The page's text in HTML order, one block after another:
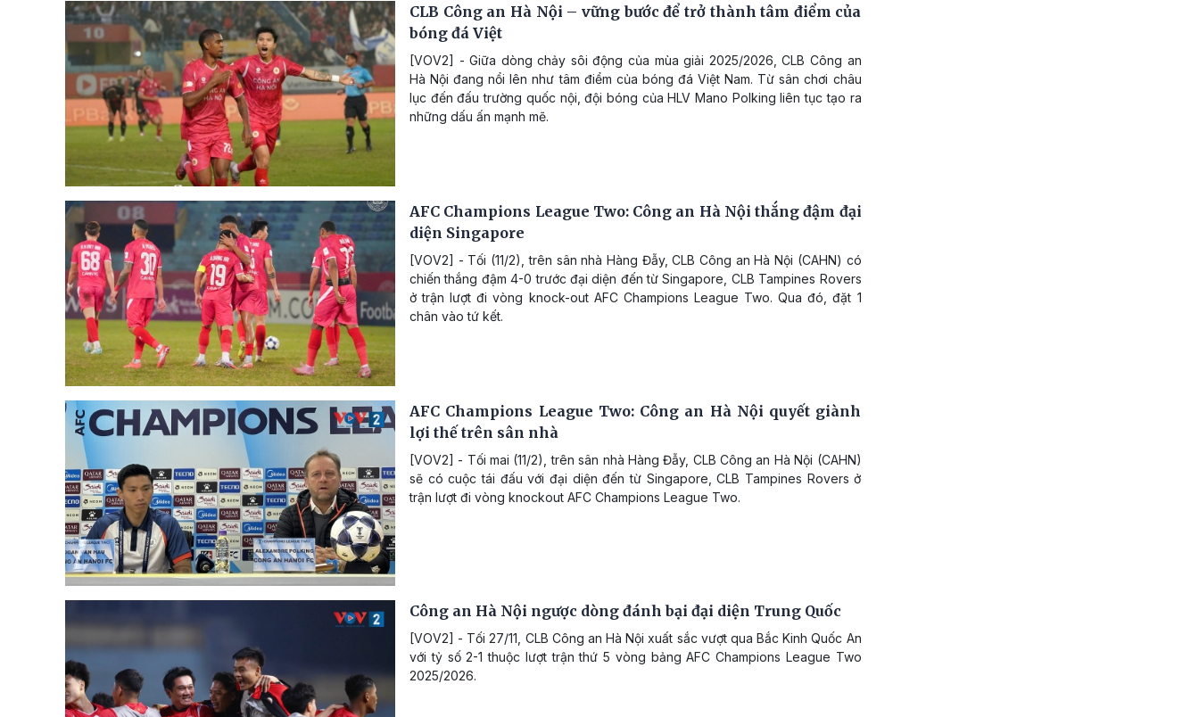
CLB Công an Hà Nội – vững bước để trở thành tâm điểm của
bóng đá Việt
[VOV2] - Giữa dòng chảy sôi động của mùa giải 2025/2026, CLB Công an
Hà Nội đang nổi lên như tâm điểm của bóng đá Việt Nam. Từ sân chơi châu
lục đến đấu trường quốc nội, đội bóng của HLV Mano Polking liên tục tạo ra
những dấu ấn mạnh mẽ.
AFC Champions League Two: Công an Hà Nội thắng đậm đại
diện Singapore
[VOV2] - Tối (11/2), trên sân nhà Hàng Đẫy, CLB Công an Hà Nội (CAHN) có
chiến thắng đậm 4-0 trước đại diện đến từ Singapore, CLB Tampines Rovers
ở trận lượt đi vòng knock-out AFC Champions League Two. Qua đó, đặt 1
chân vào tứ kết.
AFC Champions League Two: Công an Hà Nội quyết giành
lợi thế trên sân nhà
[VOV2] - Tối mai (11/2), trên sân nhà Hàng Đẫy, CLB Công an Hà Nội (CAHN)
sẽ có cuộc tái đấu với đại diện đến từ Singapore, CLB Tampines Rovers ở
trận lượt đi vòng knockout AFC Champions League Two.
Công an Hà Nội ngược dòng đánh bại đại diện Trung Quốc
[VOV2] - Tối 27/11, CLB Công an Hà Nội xuất sắc vượt qua Bắc Kinh Quốc An
với tỷ số 2-1 thuộc lượt trận thứ 5 vòng bảng AFC Champions League Two
2025/2026.